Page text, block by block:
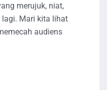
merujuk, niat,
lagi. Mari kita lihat
audiens